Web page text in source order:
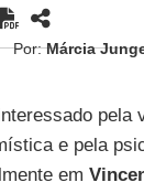
Por:Márcia
pela
e pela
em